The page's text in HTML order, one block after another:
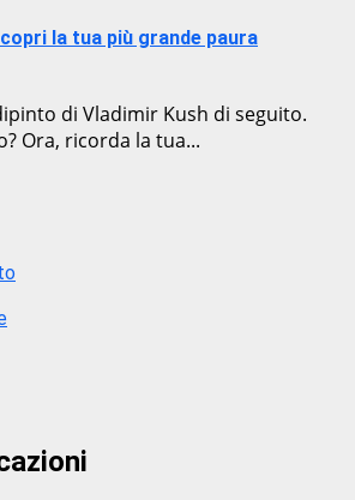
la tua più grande paura
di Vladimir Kush di seguito.
Ora, ricorda la tua...